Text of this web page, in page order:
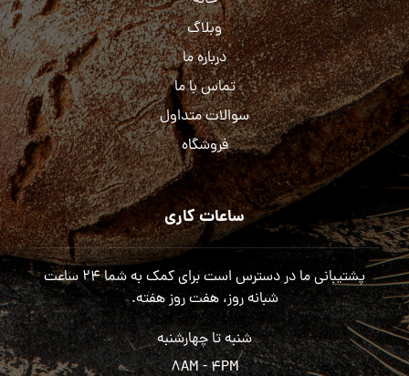
وبلاگ
درباره ما
تماس با ما
سوالات متداول
فروشگاه
ساعات کاری
پشتیبانی ما در دسترس است برای کمک به شما ۲۴ ساعت
شبانه روز، هفت روز هفته.
شنبه تا چهارشنبه
۸AM - ۴PM